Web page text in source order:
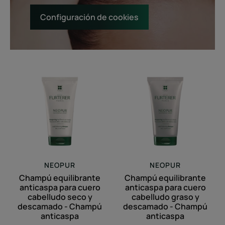
Configuración de cookies
anticaspa
para
cuero
cabelludo
seco
y
-
Champú
anticaspa
NEOPUR
Champú equilibrante
anticaspa para cuero
cabelludo seco y
descamado - Champú
anticaspa
anticaspa
para
cuero
cabelludo
graso
y
-
Champú
anticaspa
NEOPUR
Champú equilibrante
anticaspa para cuero
cabelludo graso y
descamado - Champú
anticaspa